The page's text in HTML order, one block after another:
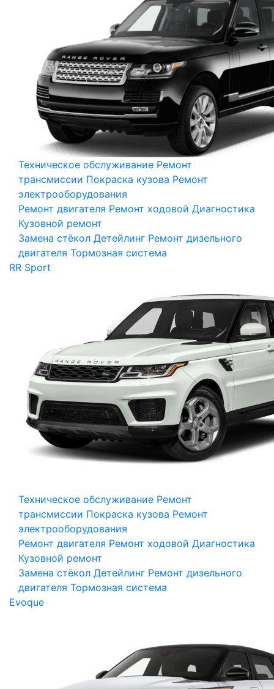
Техническое обслуживание Ремонт
трансмиссии Покраска кузова Ремонт
электрооборудования
Ремонт двигателя Ремонт ходовой Диагностика
Кузовной ремонт
Замена стёкол Детейлинг Ремонт дизельного
двигателя Тормозная система
RR Sport
Техническое обслуживание Ремонт
трансмиссии Покраска кузова Ремонт
электрооборудования
Ремонт двигателя Ремонт ходовой Диагностика
Кузовной ремонт
Замена стёкол Детейлинг Ремонт дизельного
двигателя Тормозная система
Evoque